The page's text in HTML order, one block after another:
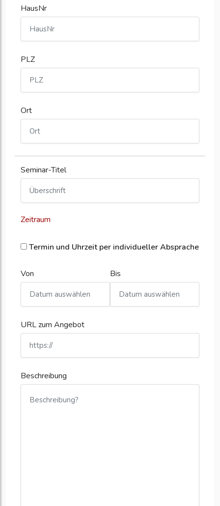
HausNr
PLZ
Ort
Seminar-Titel
Zeitraum
Termin und Uhrzeit per individueller Absprache
Von Bis
URL zum Angebot
Beschreibung